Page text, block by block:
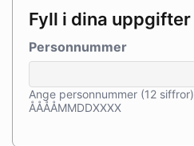
Fyll i dina uppgifter
Personnummer
Ange personnummer (12 siffror)
ÅÅÅÅMMDDXXXX